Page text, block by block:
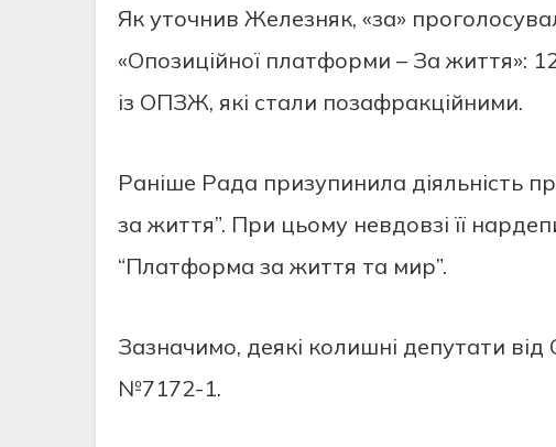
Як уточнив Железняк, «за»
«Опозиційної платформи – За життя»:
із ОПЗЖ, які стали позафракційними.
Раніше Рада призупинила діяльність
за життя”. При цьому невдовзі її
“Платформа за життя та мир”.
Зазначимо, деякі колишні депутати
№7172-1.